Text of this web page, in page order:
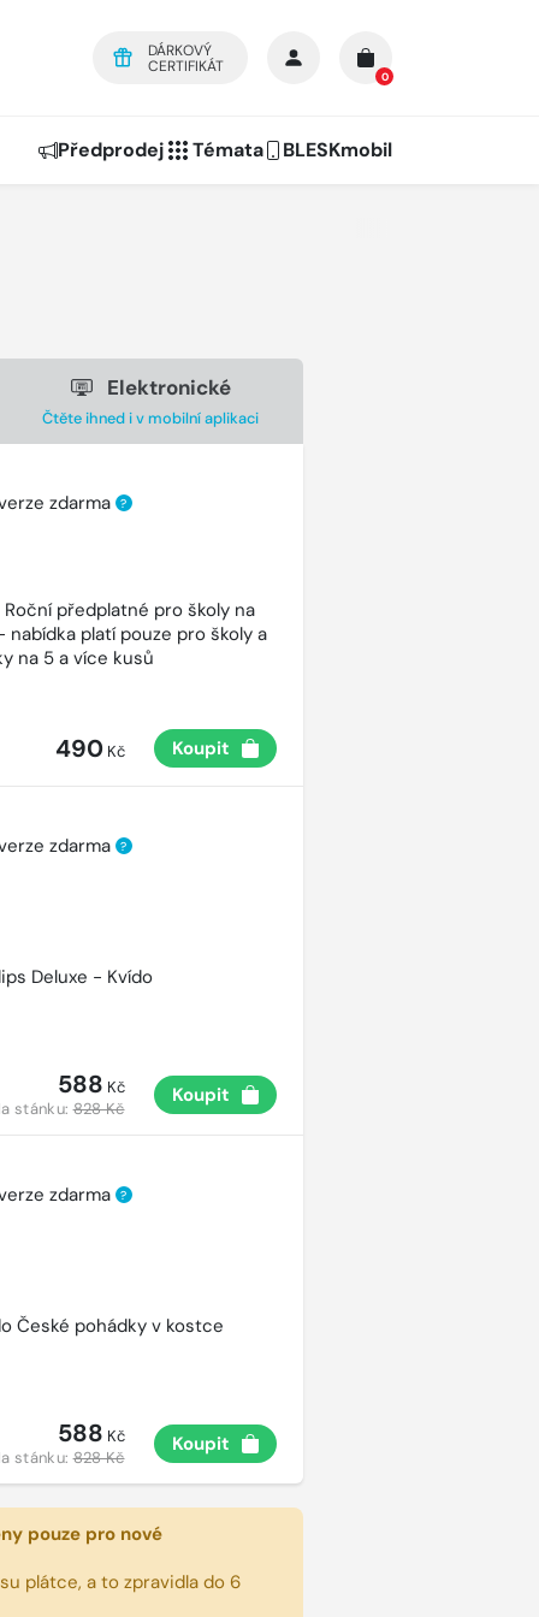
DÁRKOVÝ
CERTIFIKÁT
0
Předprodej Témata BLESKmobil
Elektronické
Čtěte ihned i v mobilní aplikaci
zdarma ?
předplatné pro školy na
nabídka platí pouze pro školy a
na 5 a více kusů
490Kč Koupit
zdarma ?
Deluxe - Kvído
588 Kč
stánku:828 Kč
Koupit
zdarma ?
České pohádky v kostce
588 Kč
stánku:828 Kč
Koupit
pouze pro nové
plátce, a to zpravidla do 6